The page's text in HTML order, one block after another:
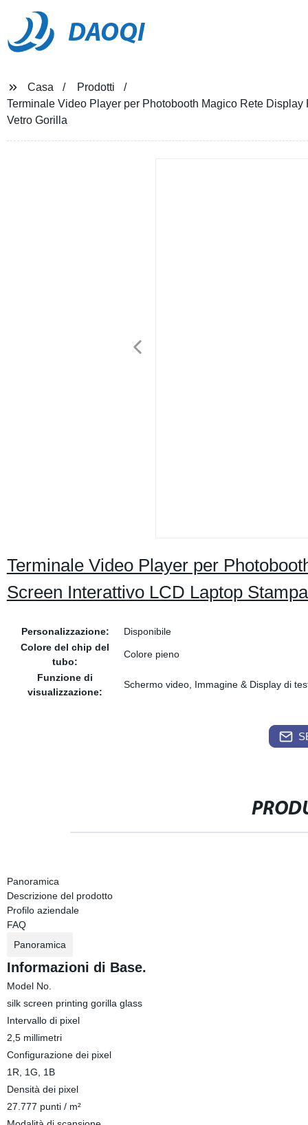
DAOQI
Casa
Prodotti
Terminale Video Player per Photobooth Magico Rete
Vetro Gorilla
Terminale Video Player per
Screen Interattivo LCD Laptop
Personalizzazione:
Disponibile
Colore del chip del
tubo:
Colore pieno
Funzione di
visualizzazione:
Schermo video, Immagine & Display di
Panoramica
Descrizione del prodotto
Profilo aziendale
FAQ
Panoramica
Informazioni di Base.
Model No.
silk screen printing gorilla glass
Intervallo di pixel
2,5 millimetri
Configurazione dei pixel
1R, 1G, 1B
Densità dei pixel
27.777 punti / m²